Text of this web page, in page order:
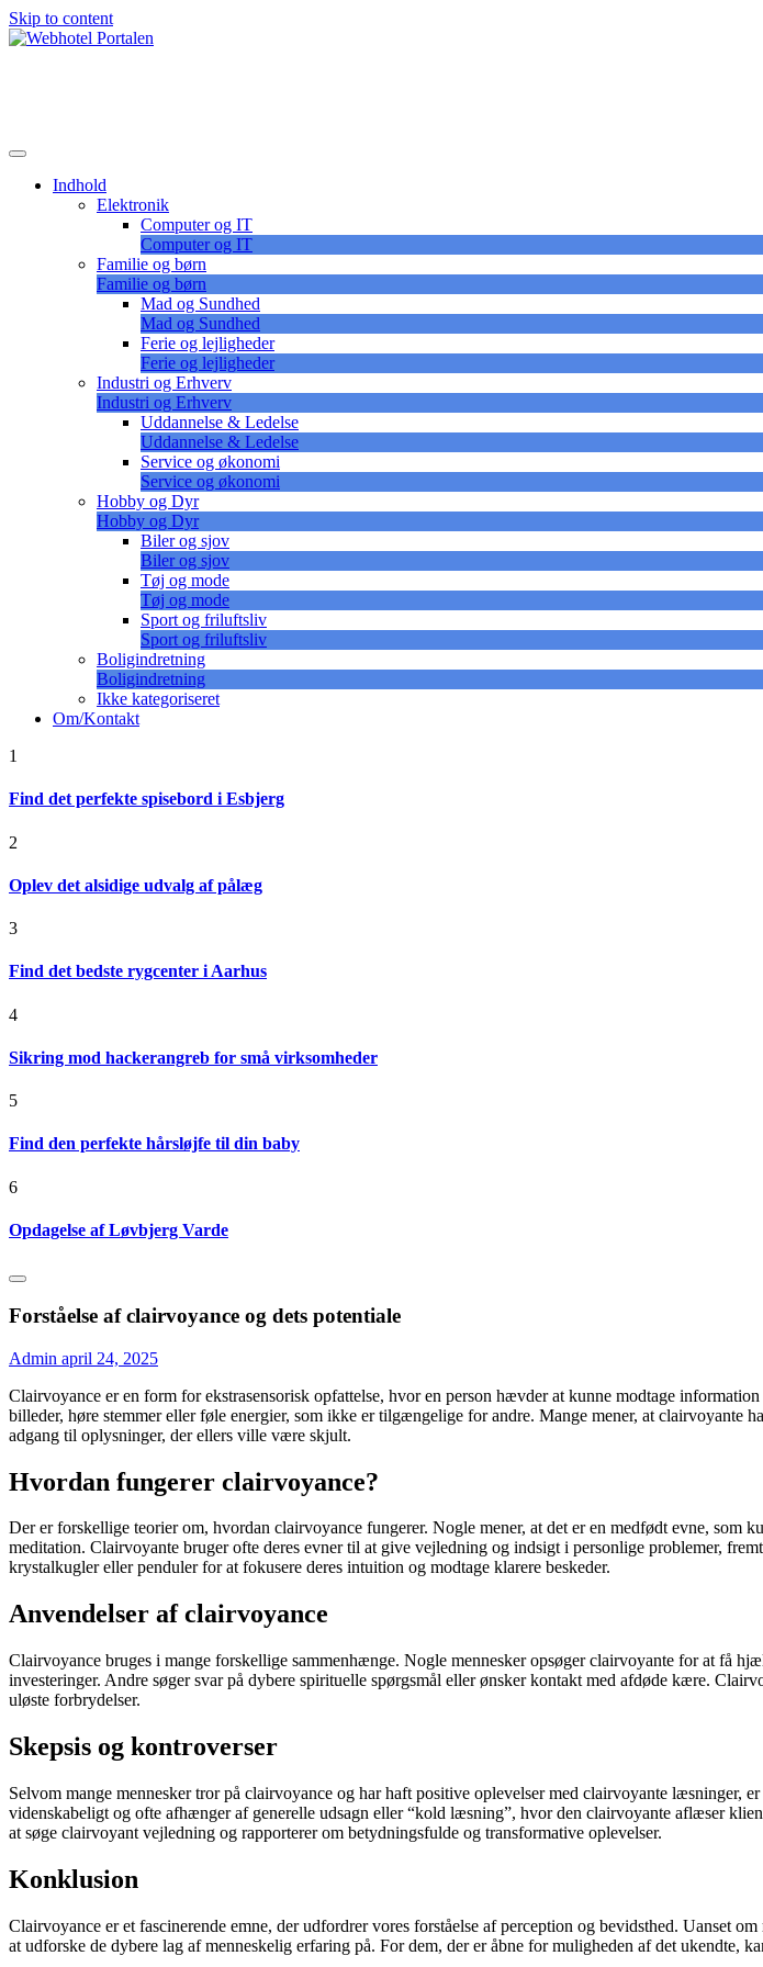
Skip to content
Indhold
Elektronik
Computer og IT
Computer og IT
Familie og børn
Familie og børn
Mad og Sundhed
Mad og Sundhed
Ferie og lejligheder
Ferie og lejligheder
Industri og Erhverv
Industri og Erhverv
Uddannelse & Ledelse
Uddannelse & Ledelse
Service og økonomi
Service og økonomi
Hobby og Dyr
Hobby og Dyr
Biler og sjov
Biler og sjov
Tøj og mode
Tøj og mode
Sport og friluftsliv
Sport og friluftsliv
Boligindretning
Boligindretning
Ikke kategoriseret
Om/Kontakt
1
Find det perfekte spisebord i Esbjerg
2
Oplev det alsidige udvalg af pålæg
3
Find det bedste rygcenter i Aarhus
4
Sikring mod hackerangreb for små virksomheder
5
Find den perfekte hårsløjfe til din baby
6
Opdagelse af Løvbjerg Varde
Forståelse af clairvoyance og dets potentiale
Admin april 24, 2025
Clairvoyance er en form for ekstrasensorisk opfattelse, hvor en person hævder at kunne modtage
billeder, høre stemmer eller føle energier, som ikke er tilgængelige for andre. Mange mener, at
adgang til oplysninger, der ellers ville være skjult.
Hvordan fungerer clairvoyance?
Der er forskellige teorier om, hvordan clairvoyance fungerer. Nogle mener, at det er en medfødt evne,
meditation. Clairvoyante bruger ofte deres evner til at give vejledning og indsigt i personlige problemer,
krystalkugler eller penduler for at fokusere deres intuition og modtage klarere beskeder.
Anvendelser af clairvoyance
Clairvoyance bruges i mange forskellige sammenhænge. Nogle mennesker opsøger clairvoyante for at få
investeringer. Andre søger svar på dybere spirituelle spørgsmål eller ønsker kontakt med afdøde kære.
uløste forbrydelser.
Skepsis og kontroverser
Selvom mange mennesker tror på clairvoyance og har haft positive oplevelser med clairvoyante læsninger,
videnskabeligt og ofte afhænger af generelle udsagn eller “kold læsning”, hvor den clairvoyante aflæser
at søge clairvoyant vejledning og rapporterer om betydningsfulde og transformative oplevelser.
Konklusion
Clairvoyance er et fascinerende emne, der udfordrer vores forståelse af perception og bevidsthed. Uanset
at udforske de dybere lag af menneskelig erfaring på. For dem, der er åbne for muligheden af det ukendte,